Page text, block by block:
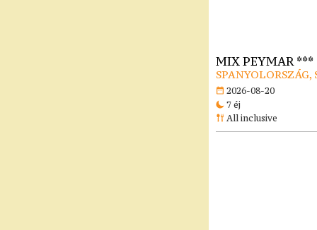
MIX PEYMAR ***
2026-08-20
7 éj
All inclusive